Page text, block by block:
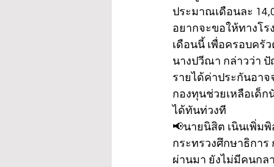
ประมาณเดือนละ
อยากจะขอให้ทางโร
เดือนนี้ เพื่อครอบครั
นางปวีณา กล่าวว่า
รายได้ค่าประกันอาจ
กองทุนช่วยเหลือเด็ก
ได้ทันท่วงที
📢นายนิสิต เนินเพิ่ม
กระทรวงศึกษาธิการ
ผ่านมา ยังไม่มีคนกล